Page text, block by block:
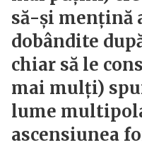
să-și mențină
dobândite
chiar să le
mai mulți)
lume
ascensiunea